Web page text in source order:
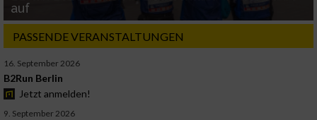
auf
PASSENDE VERANSTALTUNGEN
16. September 2026
B2Run Berlin
Jetzt anmelden!
9. September 2026